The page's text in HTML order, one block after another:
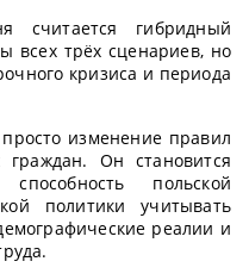
считается гибридный
всех трёх сценариев, но
кризиса и периода
изменение правил
граждан. Он становится
польской
политики учитывать
реалии и